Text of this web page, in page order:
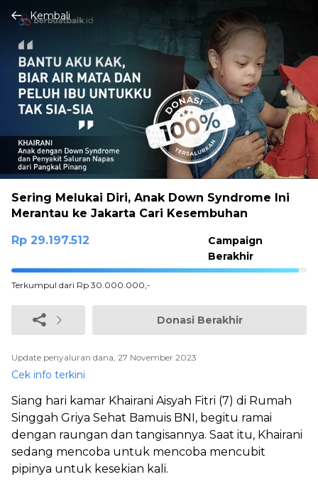
Kembali
Sering Melukai Diri, Anak Down Syndrome Ini
Merantau ke Jakarta Cari Kesembuhan
Rp 29.197.512
Campaign
Berakhir
97.32504%
Terkumpul dari Rp 30.000.000,-
Donasi Berakhir
Update penyaluran dana, 27 November 2023
Cek info terkini
Siang hari kamar Khairani Aisyah Fitri (7) di Rumah
Singgah Griya Sehat Bamuis BNI, begitu ramai
dengan raungan dan tangisannya. Saat itu, Khairani
sedang mencoba untuk mencoba mencubit
pipinya untuk kesekian kali.